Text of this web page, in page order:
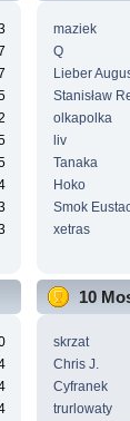
maziek
Q
Lieber
Stanisław
olkapolka
liv
Tanaka
Hoko
Smok
xetras
10
skrzat
Chris J.
Cyfranek
trurlowaty